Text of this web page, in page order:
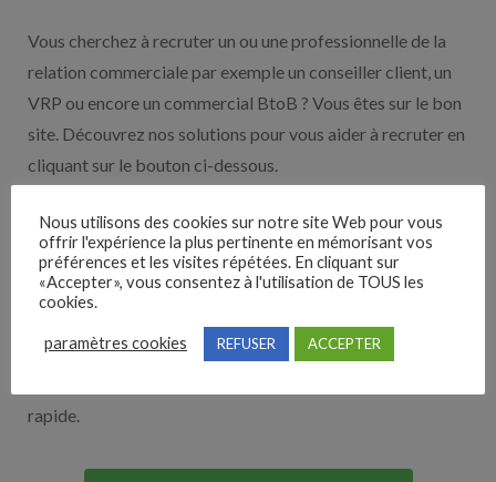
Vous cherchez à recruter un ou une professionnelle de la
relation commerciale par exemple un conseiller client, un
VRP ou encore un commercial BtoB ? Vous êtes sur le bon
site. Découvrez nos solutions pour vous aider à recruter en
cliquant sur le bouton ci-dessous.
Nos solutions entreprises
Découvrez nos partenaires ! Moteurs de recherches,
multidiffuseurs, sites payant… nombreux sont nos
partenaires. Si vous travaillez avec un ATS nous avons
rapide.
Nous utilisons des cookies sur notre site Web pour vous
offrir l'expérience la plus pertinente en mémorisant vos
préférences et les visites répétées. En cliquant sur
«Accepter», vous consentez à l'utilisation de TOUS les
cookies.
paramètres cookies REFUSER ACCEPTER